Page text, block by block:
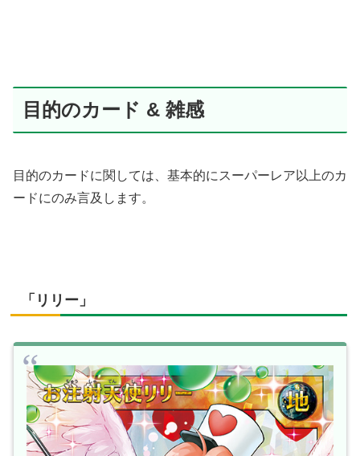
目的のカード & 雑感
目的のカードに関しては、基本的にスーパーレア以上のカ
ードにのみ言及します。
「リリー」